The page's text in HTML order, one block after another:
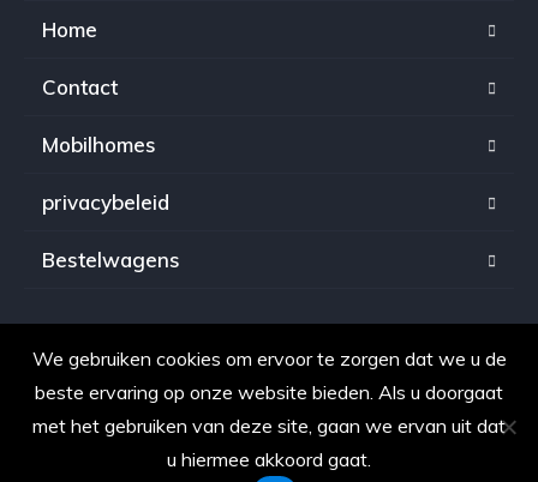
Home
Contact
Mobilhomes
privacybeleid
Bestelwagens
Copyright © 2021. Alle rechten voorbehouden voor
OpkopenAuto.be
We gebruiken cookies om ervoor te zorgen dat we u de
beste ervaring op onze website bieden. Als u doorgaat
met het gebruiken van deze site, gaan we ervan uit dat
u hiermee akkoord gaat.